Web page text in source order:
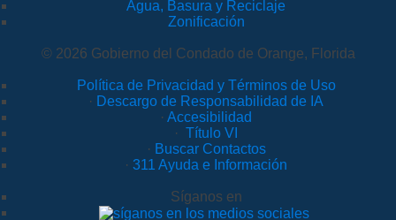
Agua, Basura y Reciclaje
Zonificación
© 2026 Gobierno del Condado de Orange, Florida
Política de Privacidad y Términos de Uso
· Descargo de Responsabilidad de IA
· Accesibilidad
· Título VI
· Buscar Contactos
· 311 Ayuda e Información
Síganos en